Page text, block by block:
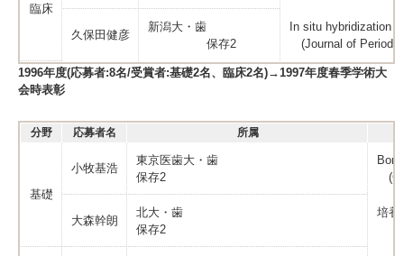
臨床
久保田健彦
新潟大・歯
保存2
In situ hybridization
(Journal of
1996年度(応募者:8名/受賞者:基礎2名、臨床2名)→1997年度春季学術大
会時表彰
分野 応募者名 所属
基礎
小牧基浩
東京医歯大・歯
保存2
大森幹朗
北大・歯
保存2
培